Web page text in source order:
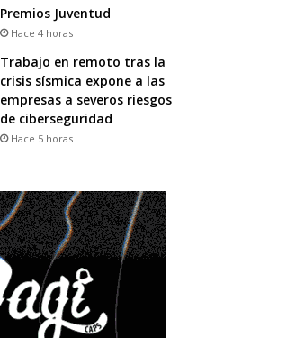
Premios Juventud
Hace 4 horas
Trabajo en remoto tras la
crisis sísmica expone a las
empresas a severos riesgos
de ciberseguridad
Hace 5 horas